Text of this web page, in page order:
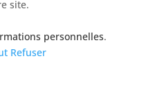
site.
personnelles.
Refuser